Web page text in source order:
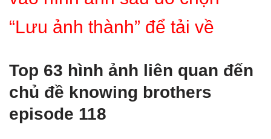
“Lưu ảnh thành” để tải về
Top 63 hình ảnh liên quan đến
chủ đề knowing brothers
episode 118